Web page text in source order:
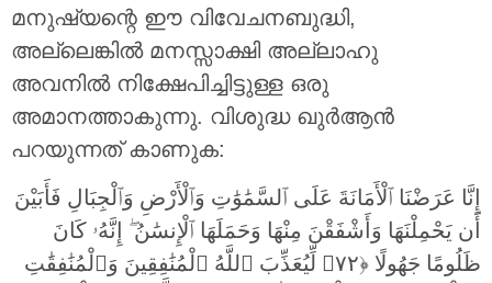
മനുഷ്യന്റെ ഈ വിവേചനബുദ്ധി,
അല്ലെങ്കില്‍ മനസ്സാക്ഷി അല്ലാഹു
അവനില്‍ നിക്ഷേപിച്ചിട്ടുള്ള ഒരു
അമാനത്താകുന്നു. വിശുദ്ധ ഖുര്‍ആന്‍
പറയുന്നത് കാണുക:
إِنَّا عَرَضْنَا ٱلْأَمَانَةَ عَلَى ٱلسَّمَٰوَٰتِ وَٱلْأَرْضِ وَٱلْجِبَالِ فَأَبَيْنَ
أَن يَحْمِلْنَهَا وَأَشْفَقْنَ مِنْهَا وَحَمَلَهَا ٱلْإِنسَٰنُ ۖ إِنَّهُۥ كَانَ
ظَلُومًا جَهُولًا ‎﴿٧٢﴾‏ لِّيُعَذِّبَ ٱللَّهُ ٱلْمُنَٰفِقِينَ وَٱلْمُنَٰفِقَٰتِ